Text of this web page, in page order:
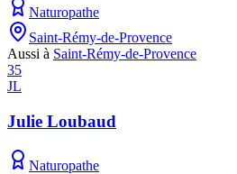
Naturopathe
Saint-Rémy-de-Provence
Aussi à Saint-Rémy-de-Provence
35
JL
Julie Loubaud
Naturopathe